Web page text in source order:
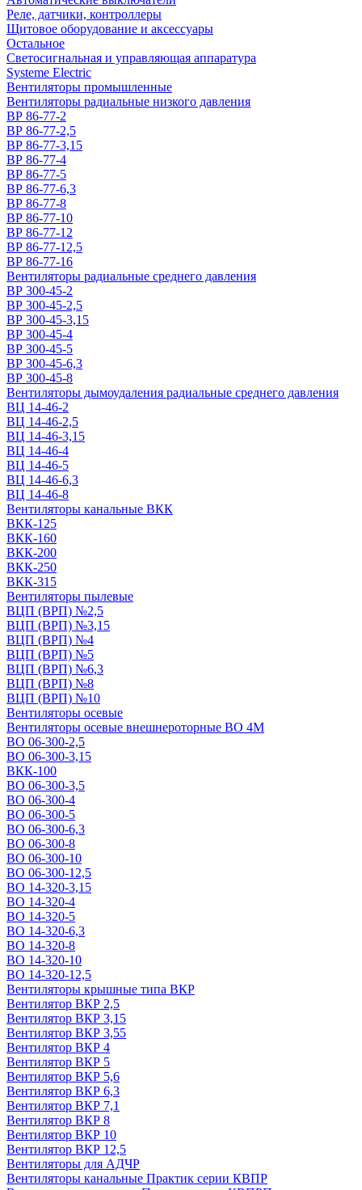
Реле, датчики, контроллеры
Щитовое оборудование и аксессуары
Остальное
Светосигнальная и управляющая аппаратура
Systeme Electric
Вентиляторы промышленные
Вентиляторы радиальные низкого давления
ВР 86-77-2
ВР 86-77-2,5
ВР 86-77-3,15
ВР 86-77-4
ВР 86-77-5
ВР 86-77-6,3
ВР 86-77-8
ВР 86-77-10
ВР 86-77-12
ВР 86-77-12,5
ВР 86-77-16
Вентиляторы радиальные среднего давления
ВР 300-45-2
ВР 300-45-2,5
ВР 300-45-3,15
ВР 300-45-4
ВР 300-45-5
ВР 300-45-6,3
ВР 300-45-8
Вентиляторы дымоудаления радиальные среднего давления
ВЦ 14-46-2
ВЦ 14-46-2,5
ВЦ 14-46-3,15
ВЦ 14-46-4
ВЦ 14-46-5
ВЦ 14-46-6,3
ВЦ 14-46-8
Вентиляторы канальные ВКК
ВКК-125
ВКК-160
ВКК-200
ВКК-250
ВКК-315
Вентиляторы пылевые
ВЦП (ВРП) №2,5
ВЦП (ВРП) №3,15
ВЦП (ВРП) №4
ВЦП (ВРП) №5
ВЦП (ВРП) №6,3
ВЦП (ВРП) №8
ВЦП (ВРП) №10
Вентиляторы осевые
Вентиляторы осевые внешнероторные ВО 4М
ВО 06-300-2,5
ВО 06-300-3,15
ВКК-100
ВО 06-300-3,5
ВО 06-300-4
ВО 06-300-5
ВО 06-300-6,3
ВО 06-300-8
ВО 06-300-10
ВО 06-300-12,5
ВО 14-320-3,15
ВО 14-320-4
ВО 14-320-5
ВО 14-320-6,3
ВО 14-320-8
ВО 14-320-10
ВО 14-320-12,5
Вентиляторы крышные типа ВКР
Вентилятор ВКР 2,5
Вентилятор ВКР 3,15
Вентилятор ВКР 3,55
Вентилятор ВКР 4
Вентилятор ВКР 5
Вентилятор ВКР 5,6
Вентилятор ВКР 6,3
Вентилятор ВКР 7,1
Вентилятор ВКР 8
Вентилятор ВКР 10
Вентилятор ВКР 12,5
Вентиляторы для АДЧР
Вентиляторы канальные Практик серии КВПР